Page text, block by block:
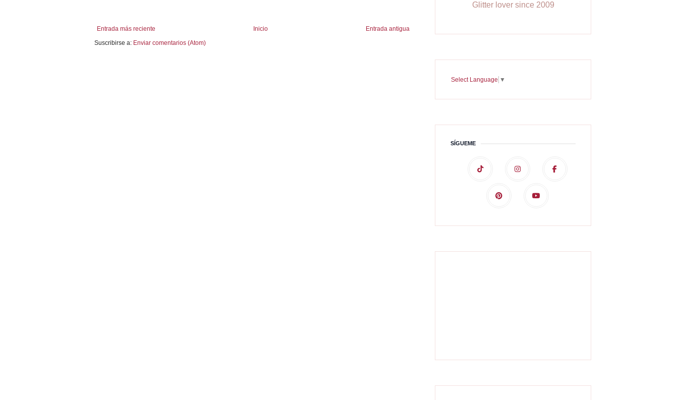
Entrada más reciente Entrada antigua
Inicio
Suscribirse a: Enviar comentarios (Atom)
Glitter lover since 2009
Select Language ▼
SÍGUEME